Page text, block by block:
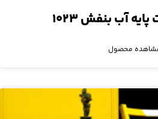
آب بنفش ۱۰۲۳
محصول